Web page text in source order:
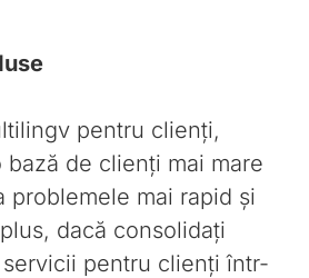
pentru clienți,
de clienți mai mare
problemele mai rapid și
dacă consolidați
pentru clienți într-